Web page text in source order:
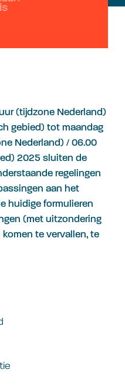
(tijdzone Nederland)
gebied) tot maandag
Nederland) / 06.00
2025 sluiten de
regelingen
aan het
huidige formulieren
(met uitzondering
komen te vervallen, te